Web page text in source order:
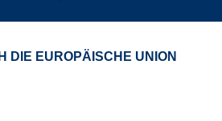
DIE EUROPÄISCHE UNION